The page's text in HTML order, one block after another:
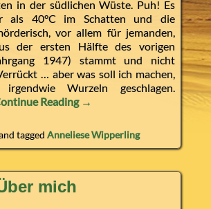
in der südlichen Wüste. Puh! Es
als 40°C im Schatten und die
vor allem für jemanden,
der ersten Hälfte des vorigen
1947) stammt und nicht
… aber was soll ich machen,
Wurzeln geschlagen.
Reading →
tagged Anneliese Wipperling
mich